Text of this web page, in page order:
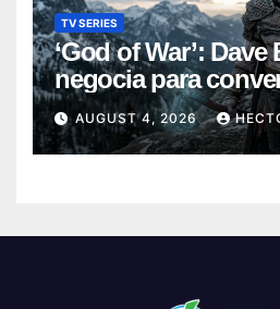
TV SERIES
‘God of War’: Dave
negocia para
nuevo Kratos de la
Amazon
AUGUST 4, 2026